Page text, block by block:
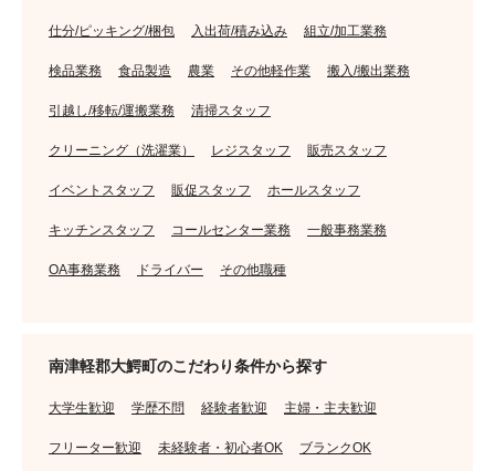
仕分/ピッキング/梱包 入出荷/積み込み 組立/加工業務
検品業務 食品製造 農業 その他軽作業 搬入/搬出業務
引越し/移転/運搬業務 清掃スタッフ
クリーニング（洗濯業） レジスタッフ 販売スタッフ
イベントスタッフ 販促スタッフ ホールスタッフ
キッチンスタッフ コールセンター業務 一般事務業務
OA事務業務 ドライバー その他職種
南津軽郡大鰐町のこだわり条件から探す
大学生歓迎 学歴不問 経験者歓迎 主婦・主夫歓迎
フリーター歓迎 未経験者・初心者OK ブランクOK